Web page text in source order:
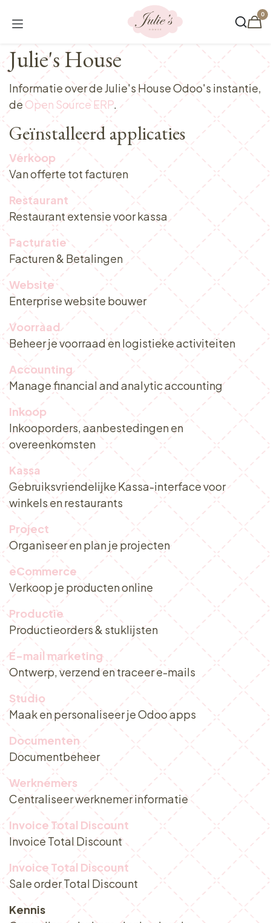
0
Julie's House
Informatie over de Julie's House Odoo's instantie,
de Open Source ERP.
Geïnstalleerd applicaties
Verkoop
Van offerte tot facturen
Restaurant
Restaurant extensie voor kassa
Facturatie
Facturen & Betalingen
Website
Enterprise website bouwer
Voorraad
Beheer je voorraad en logistieke activiteiten
Accounting
Manage financial and analytic accounting
Inkoop
Inkooporders, aanbestedingen en
overeenkomsten
Kassa
Gebruiksvriendelijke Kassa-interface voor
winkels en restaurants
Project
Organiseer en plan je projecten
eCommerce
Verkoop je producten online
Productie
Productieorders & stuklijsten
E-mail marketing
Ontwerp, verzend en traceer e-mails
Studio
Maak en personaliseer je Odoo apps
Documenten
Documentbeheer
Werknemers
Centraliseer werknemer informatie
Invoice Total Discount
Invoice Total Discount
Invoice Total Discount
Sale order Total Discount
Kennis